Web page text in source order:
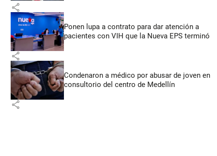
share
Ponen lupa a contrato para dar atención a
pacientes con VIH que la Nueva EPS terminó
share
Condenaron a médico por abusar de joven en
consultorio del centro de Medellín
share